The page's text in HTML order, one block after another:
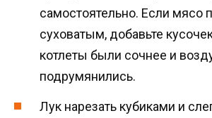
самостоятельно. Если мясо
суховатым, добавьте
котлеты были сочнее и
подрумянились.
Лук нарезать кубиками и